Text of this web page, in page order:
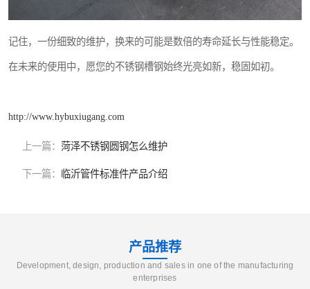
记住，一份细致的维护，换来的可能是数倍的寿命延长与性能稳定。
在未来的使用中，愿您的不锈钢槽钢始终光亮如新，稳固如初。
http://www.hybuxiugang.com
上一篇： 菏泽不锈钢圆钢怎么维护
下一篇： 临沂管件标准件产品介绍
产品推荐
Development, design, production and sales in one of the manufacturing
enterprises